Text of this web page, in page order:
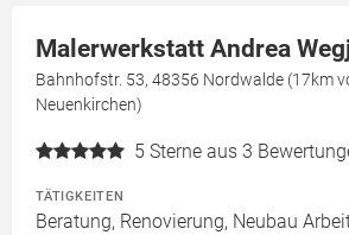
Malerwerkstatt Andrea
Bahnhofstr. 53, 48356 Nordwalde (17km
Neuenkirchen)
5 Sterne aus 3
TÄTIGKEITEN
Beratung, Renovierung, Neubau